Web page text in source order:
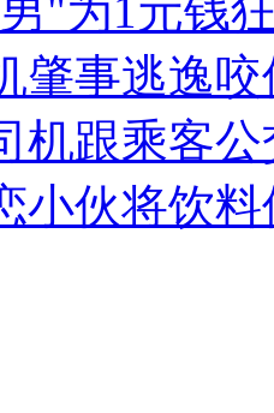
主义
"为1元钱
肇事逃逸
机跟乘客
小伙将饮